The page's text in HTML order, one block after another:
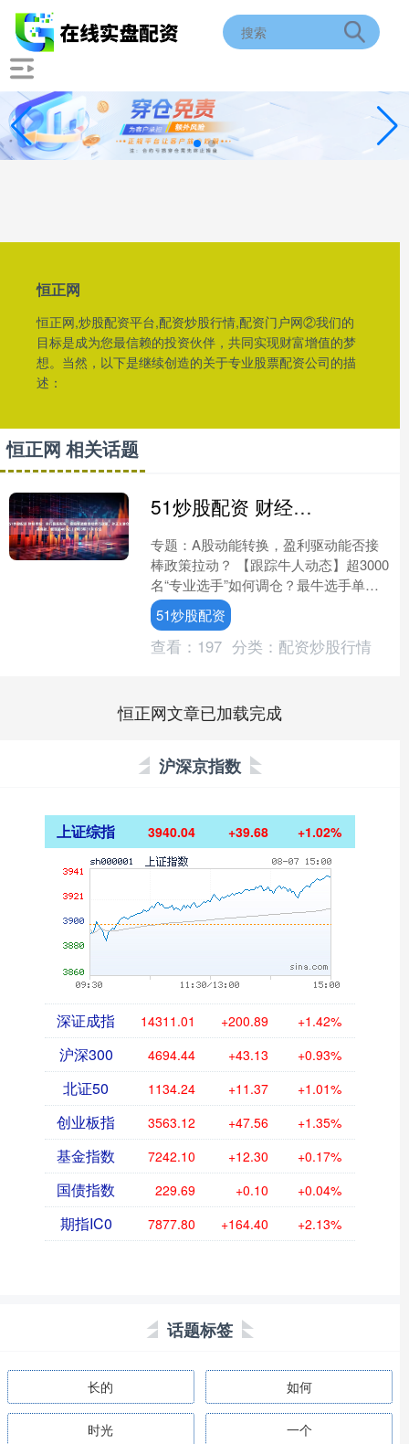
恒正网
恒正网,炒股配资平台,配资炒股行情,配资门户网②我们的
目标是成为您最信赖的投资伙伴，共同实现财富增值的梦
想。当然，以下是继续创造的关于专业股票配资公司的描
述：
恒正网 相关话题
51炒股配资 财经早报：央行最新报告，实施好适度宽松货币政策，孙正义清仓英伟达，套现超400亿丨2025年11月12日
专题：A股动能转换，盈利驱动能否接
棒政策拉动？ 【跟踪牛人动态】超3000
名“专业选手”如何调仓？最牛选手单只
标的浮盈超400% 【头条要闻】 央行：
实施好适度....
51炒股配资
查看： 197 分类： 配资炒股行情
恒正网文章已加载完成
沪深京指数
上证综指 3940.04 +39.68 +1.02%
深证成指 14311.01 +200.89 +1.42%
沪深300 4694.44 +43.13 +0.93%
北证50 1134.24 +11.37 +1.01%
创业板指 3563.12 +47.56 +1.35%
基金指数 7242.10 +12.30 +0.17%
国债指数 229.69 +0.10 +0.04%
期指IC0 7877.80 +164.40 +2.13%
话题标签
长的 如何
时光 一个